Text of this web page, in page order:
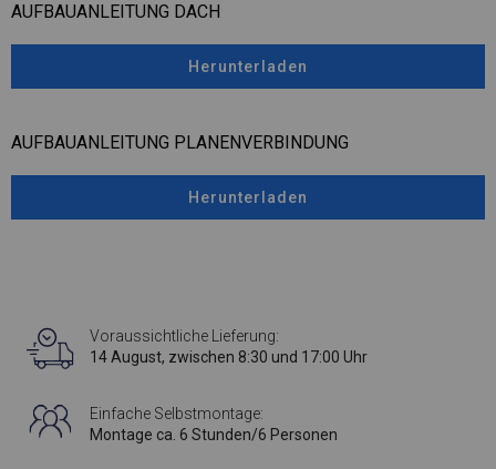
AUFBAUANLEITUNG DACH
Herunterladen
AUFBAUANLEITUNG PLANENVERBINDUNG
Herunterladen
Voraussichtliche Lieferung:
14 August, zwischen 8:30 und 17:00 Uhr
Einfache Selbstmontage:
Montage ca. 6 Stunden/6 Personen